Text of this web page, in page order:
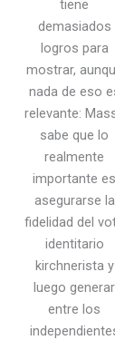
tiene
demasiados
logros para
mostrar,
nada de eso
relevante:
sabe que lo
realmente
importante es
asegurarse la
fidelidad del
identitario
kirchnerista y
luego generar
entre los